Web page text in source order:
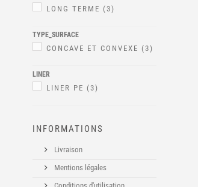
LONG TERME (3)
TYPE_SURFACE
CONCAVE ET CONVEXE (3)
LINER
LINER PE (3)
INFORMATIONS
Livraison
Mentions légales